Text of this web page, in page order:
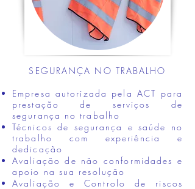
SEGURANÇA NO TRABALHO
Empresa autorizada pela ACT para
prestação de serviços de
segurança no trabalho
Técnicos de segurança e saúde no
trabalho com experiência e
dedicação
Avaliação de não conformidades e
apoio na sua resolução
Avaliação e Controlo de riscos